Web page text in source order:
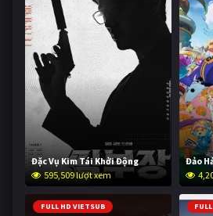
Đặc Vụ Kim Tái Khởi Động
595,509 lượt xem
Đảo
FULL HD VIETSUB